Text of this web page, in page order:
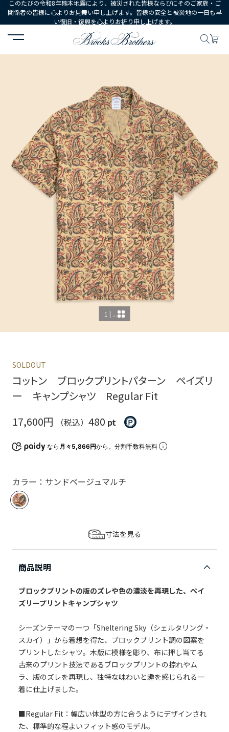
このたびの令和8年熊本地震により、被災された皆様ならびにそのご家族・ご
関係者の皆様に心よりお見舞い申し上げます。皆様の安全と被災地の一日も早
い復旧・復興を心よりお祈り申し上げます。
HOME ウェア シャツ カジュアルシャツ コットン ブ
1 | ...
SOLDOUT
コットン ブロックプリントパターン ペイズリ
ー キャンプシャツ Regular Fit
17,600円
（税込） 480 pt
なら 月々5,866円から。分割手数料無料
カラー：サンドベージュマルチ
寸法を見る
商品説明
ブロックプリントの版のズレや色の濃淡を再現した、ペイ
ズリープリントキャンプシャツ
シーズンテーマの一つ「Sheltering Sky（シェルタリング・
スカイ）」から着想を得た、ブロックプリント調の図案を
プリントしたシャツ。木版に模様を彫り、布に押し当てる
古来のプリント技法であるブロックプリントの掠れやム
ラ、版のズレを再現し、独特な味わいと趣を感じられる一
着に仕上げました。
■Regular Fit：幅広い体型の方に合うようにデザインされ
た、標準的な程よいフィット感のモデル。